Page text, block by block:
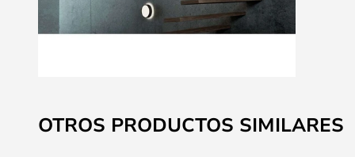
al
comienzo
OTROS PRODUCTOS SIMILARES